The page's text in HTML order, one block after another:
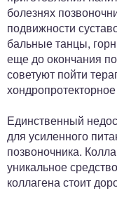
болезнях
подвижности
бальные танцы,
еще до окончания
советуют пойти
Единственный
для усиленного
позвоночника.
уникальное
коллагена стоит